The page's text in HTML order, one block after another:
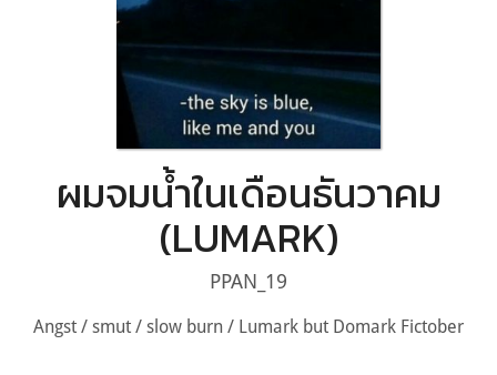
ผมจมน้ำในเดือนธันวาคม
(LUMARK)
PPAN_19
Angst / smut / slow burn / Lumark but Domark Fictober